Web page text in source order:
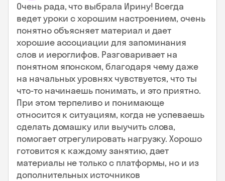
Очень рада, что выбрала Ирину! Всегда
ведет уроки с хорошим настроением, очень
понятно объясняет материал и дает
хорошие ассоциации для запоминания
слов и иероглифов. Разговаривает на
понятном японском, благодаря чему даже
на начальных уровнях чувствуется, что ты
что-то начинаешь понимать, и это приятно.
При этом терпеливо и понимающе
относится к ситуациям, когда не успеваешь
сделать домашку или выучить слова,
помогает отрегулировать нагрузку. Хорошо
готовится к каждому занятию, дает
материалы не только с платформы, но и из
дополнительных источников